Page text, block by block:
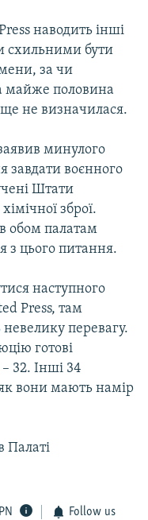
наводить інші
схильними бути
за чи
майже половина
не визначилася.
минулого
завдати воєнного
Штати
зброї.
обом палатам
з цього питання.
наступного
Press, там
перевагу.
готові
32. Інші 34
вони мають намір
Палаті
Follow us